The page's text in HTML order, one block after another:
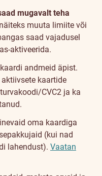
mugavalt teha
muuta limiite või
saad vajadusel
aktiveerida.
andmeid äpist.
kaartide
CVC2 ja ka
oma kaardiga
(kui nad
lahendust). Vaatan